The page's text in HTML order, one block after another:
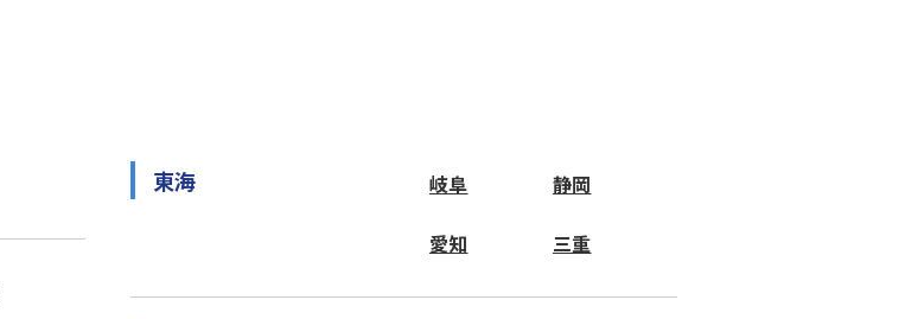
東海 岐阜 静岡
愛知 三重